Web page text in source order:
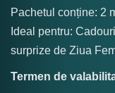
Pachetul conține: 2
Ideal pentru:
surprize de Ziua
Termen de